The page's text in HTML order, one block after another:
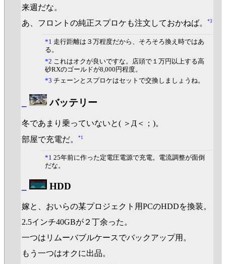
来週だな。
あ、フロントの純正スプロケも注文しておかねば。
*3
*1 走行距離は３万程度だから、そろそろ換え時ではあ
る。
*2 これはオクが良いですな。店頭で１万円以上する高
砂RXのゴールドが8,000円程度。
*3 チェーンとスプロケはセットで交換しましょうね。
バッテリー
冬であまり乗っていないと( ＞Д＜；)。
部屋で充電だ。
*1
*1 25年前に作った定電圧電源で充電。電流調整が面倒
だな。
HDD
嫁と、おいらの某プロジェクト用PCのHDDを換装。
2.5インチ40GBが２丁余った。
一つはリムーバブルケースでバックアップ用。
もう一つはオクに出品。